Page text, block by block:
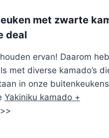
met zwarte
deal
ervan! Daarom
met diverse kamado’s
in onze
Yakiniku kamado +
>>